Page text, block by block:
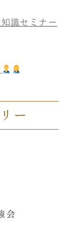
識セミナー
ー
会